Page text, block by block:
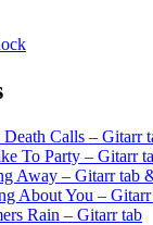
Calls – Gitarr
To Party – Gitarr
Away – Gitarr tab
About You – Gitarr
Rain – Gitarr tab